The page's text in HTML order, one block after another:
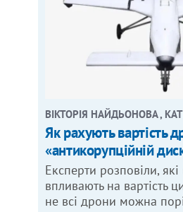
ВІКТОРІЯ НАЙДЬОНОВА ,
Як рахують вартість
«антикорупційній
Експерти розповіли, які
впливають на вартість
не всі дрони можна